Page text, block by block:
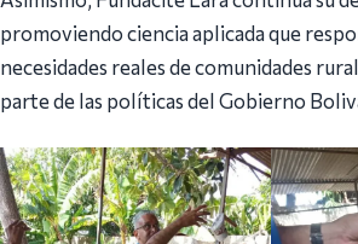
promoviendo ciencia aplicada que
necesidades reales de comunidades
parte de las políticas del Gobierno